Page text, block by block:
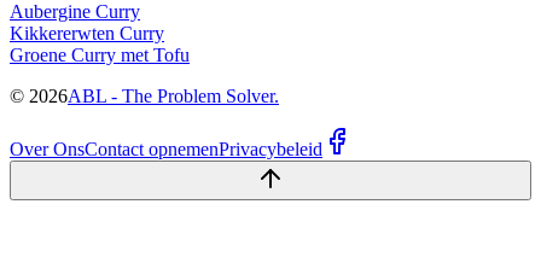
Aubergine Curry
Kikkererwten Curry
Groene Curry met Tofu
© 2026ABL - The Problem Solver.
Over OnsContact opnemenPrivacybeleid